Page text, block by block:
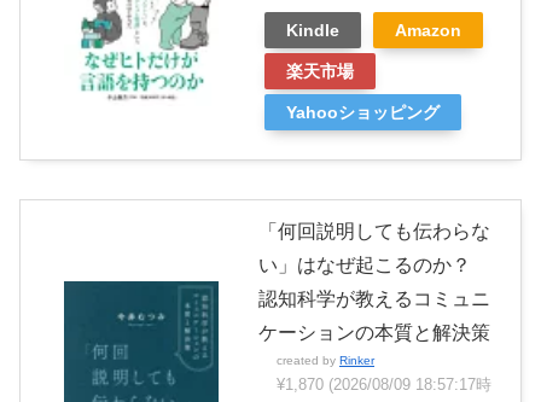
Kindle Amazon
楽天市場
Yahooショッピング
「何回説明しても伝わらな
い」はなぜ起こるのか？
認知科学が教えるコミュニ
ケーションの本質と解決策
created by Rinker
¥1,870 (2026/08/09 18:57:17時